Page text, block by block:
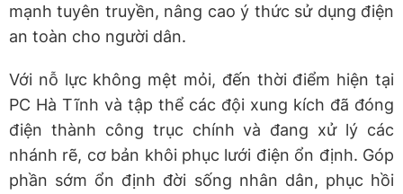
mạnh tuyên truyền, nâng cao ý thức sử dụng điện
an toàn cho người dân.
Với nỗ lực không mệt mỏi, đến thời điểm hiện tại
PC Hà Tĩnh và tập thể các đội xung kích đã đóng
điện thành công trục chính và đang xử lý các
nhánh rẽ, cơ bản khôi phục lưới điện ổn định. Góp
phần sớm ổn định đời sống nhân dân, phục hồi